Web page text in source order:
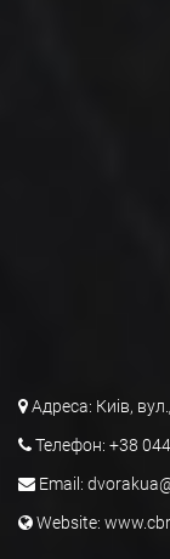
Адреса: Киів,
Телефон: +38
Email:
Website: